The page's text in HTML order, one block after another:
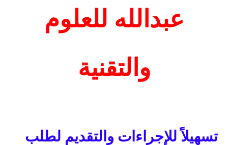
عبدالله للعلوم
والتقنية
تسهيلاً للإجراءات والتقديم لطلب